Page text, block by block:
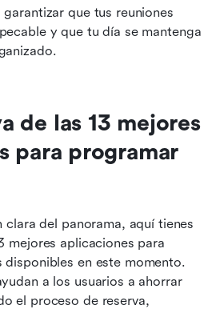
que tus reuniones
y que tu día se mantenga
de las 13 mejores
para programar
clara del panorama, aquí tienes
mejores aplicaciones para
disponibles en este momento.
a los usuarios a ahorrar
el proceso de reserva,